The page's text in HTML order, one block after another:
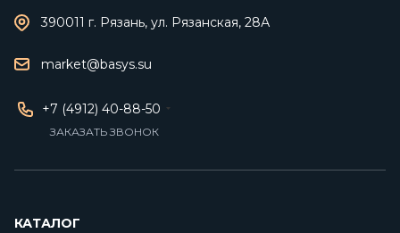
390011 г. Рязань, ул. Рязанская, 28А
market@basys.su
+7 (4912) 40-88-50
ЗАКАЗАТЬ ЗВОНОК
КАТАЛОГ